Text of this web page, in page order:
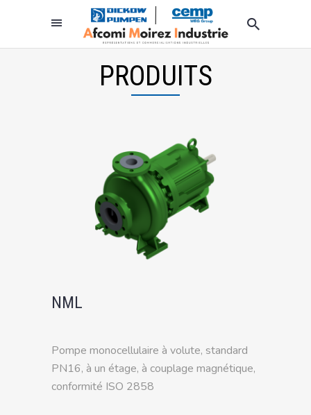
PRODUITS
NML
Pompe monocellulaire à volute, standard
PN16, à un étage, à couplage magnétique,
conformité ISO 2858